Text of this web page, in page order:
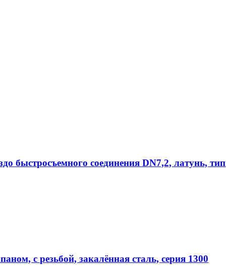
быстросъемного соединения DN7,2, латунь, тип
с резьбой, закалённая сталь, серия 1300